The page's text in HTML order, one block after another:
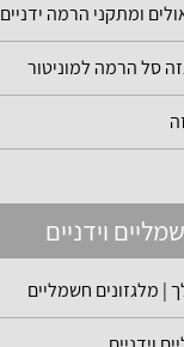
ומתקני הרמה ידניים
סל הרמה למוניטור
וידניים
| מלגזונים חשמליים